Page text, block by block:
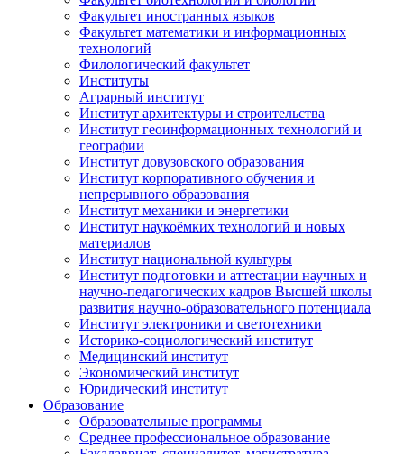
Факультет иностранных языков
Факультет математики и информационных
технологий
Филологический факультет
Институты
Аграрный институт
Институт архитектуры и строительства
Институт геоинформационных технологий и
географии
Институт довузовского образования
Институт корпоративного обучения и
непрерывного образования
Институт механики и энергетики
Институт наукоёмких технологий и новых
материалов
Институт национальной культуры
Институт подготовки и аттестации научных и
научно-педагогических кадров Высшей школы
развития научно-образовательного потенциала
Институт электроники и светотехники
Историко-социологический институт
Медицинский институт
Экономический институт
Юридический институт
Образование
Образовательные программы
Среднее профессиональное образование